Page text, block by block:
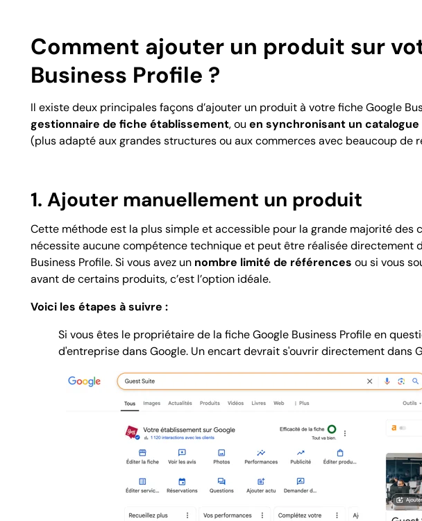
Comment ajouter un produit sur
Business Profile ?
Il existe deux principales façons d’ajouter un produit à votre fiche Google
gestionnaire de fiche établissement, ou en synchronisant un
(plus adapté aux grandes structures ou aux commerces avec beaucoup de
1. Ajouter manuellement un produit
Cette méthode est la plus simple et accessible pour la grande majorité des
nécessite aucune compétence technique et peut être réalisée directement
Business Profile. Si vous avez un nombre limité de références ou si vous
avant de certains produits, c’est l’option idéale.
Voici les étapes à suivre :
Si vous êtes le propriétaire de la fiche Google Business Profile en
d'entreprise dans Google. Un encart devrait s'ouvrir directement dans